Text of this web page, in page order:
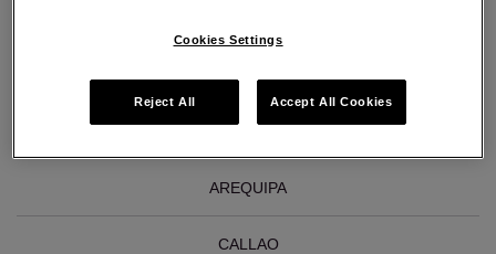
Buscar Joyerías Pandora en Peru
AREQUIPA
CALLAO
Cookies Settings
Reject All Accept All Cookies